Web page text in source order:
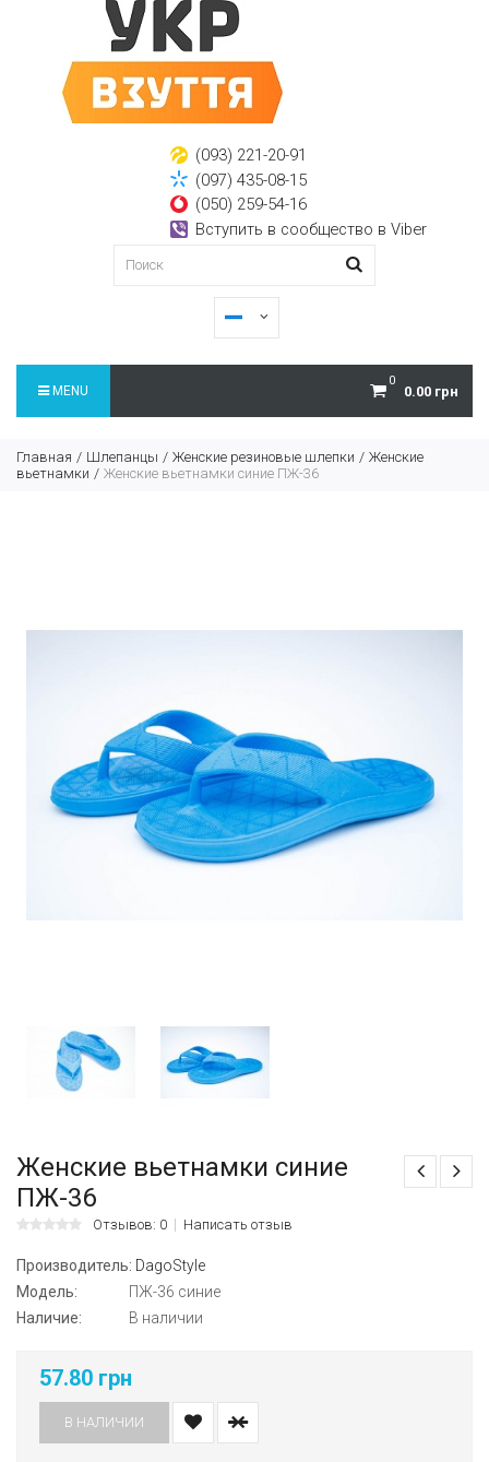
(093) 221-20-91
(097) 435-08-15
(050) 259-54-16
Вступить в сообщество в Viber
0
0.00 грн
MENU
Главная Шлепанцы Женские резиновые шлепки
Женские
вьетнамки
Женские вьетнамки синие ПЖ-36
Женские вьетнамки синие
ПЖ-36
Отзывов: 0 Написать отзыв
Производитель: DagoStyle
Модель:
ПЖ-36 синие
Наличие:
В наличии
57.80 грн
В НАЛИЧИИ